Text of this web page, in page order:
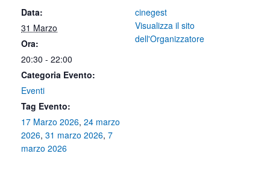
Data:
31 Marzo
Ora:
20:30 - 22:00
Categoria Evento:
Eventi
Tag Evento:
17 Marzo 2026, 24 marzo
2026, 31 marzo 2026, 7
marzo 2026
cinegest
Visualizza il sito
dell'Organizzatore